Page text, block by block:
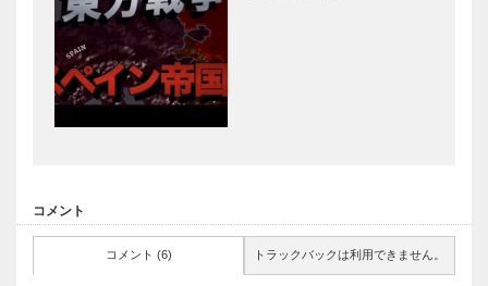
コメント
コメント (6) トラックバックは利用できません。